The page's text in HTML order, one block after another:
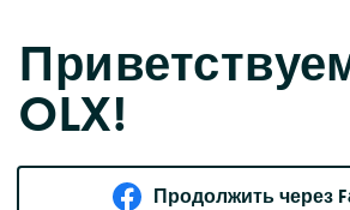
OLX!
Продолжить через